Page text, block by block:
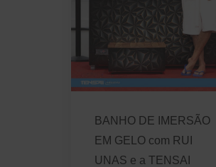
BANHO DE IMERSÃO
EM GELO com RUI
UNAS e a TENSAI